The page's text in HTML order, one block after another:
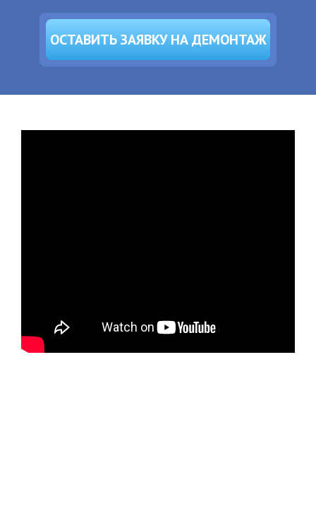
ОСТАВИТЬ ЗАЯВКУ НА ДЕМОНТАЖ